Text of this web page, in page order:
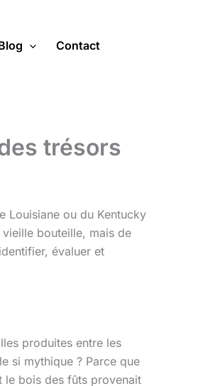
Contact
trésors
Louisiane ou du Kentucky
vieille bouteille, mais de
évaluer et
produites entre les
si mythique ? Parce que
le bois des fûts provenait